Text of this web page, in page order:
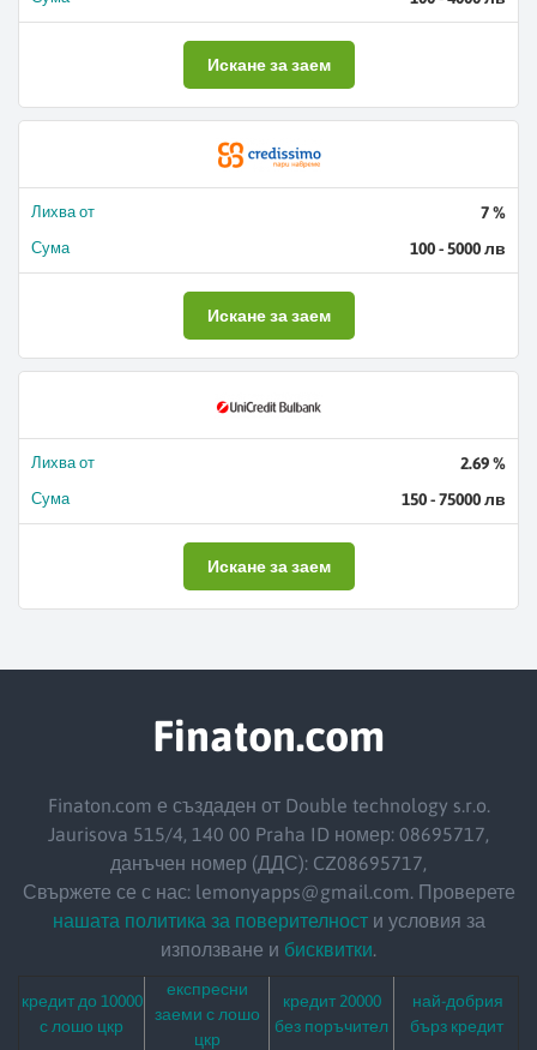
Искане за заем
Лихва от 7 %
Сума 100 - 5000 лв
Искане за заем
Лихва от 2.69 %
Сума 150 - 75000 лв
Искане за заем
Finaton.com
Finaton.com е създаден от Double technology s.r.o.
Jaurisova 515/4, 140 00 Praha ID номер: 08695717,
данъчен номер (ДДС): CZ08695717,
Свържете се с нас: lemonyapps@gmail.com. Проверете
нашата политика за поверителности условия за
използване и бисквитки.
кредит до 10000
с лошо цкр
експресни
заеми с лошо
цкр
кредит 20000
без поръчител
най-добрия
бърз кредит